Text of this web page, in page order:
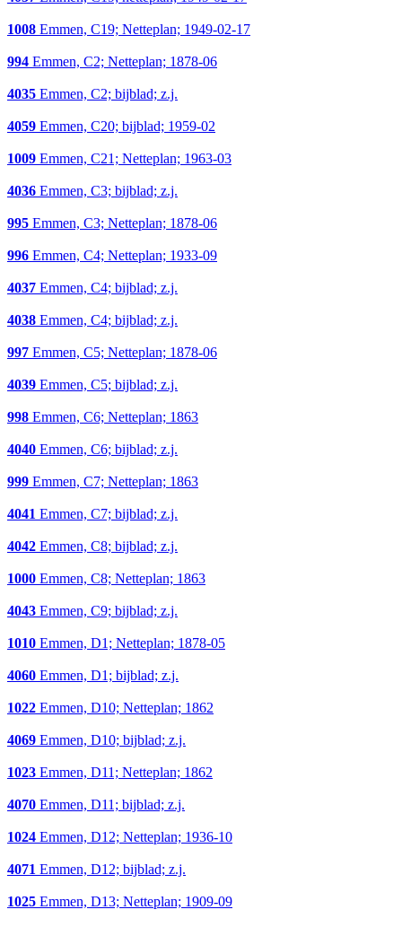
1008 Emmen, C19; Netteplan; 1949-02-17
994 Emmen, C2; Netteplan; 1878-06
4035 Emmen, C2; bijblad; z.j.
4059 Emmen, C20; bijblad; 1959-02
1009 Emmen, C21; Netteplan; 1963-03
4036 Emmen, C3; bijblad; z.j.
995 Emmen, C3; Netteplan; 1878-06
996 Emmen, C4; Netteplan; 1933-09
4037 Emmen, C4; bijblad; z.j.
4038 Emmen, C4; bijblad; z.j.
997 Emmen, C5; Netteplan; 1878-06
4039 Emmen, C5; bijblad; z.j.
998 Emmen, C6; Netteplan; 1863
4040 Emmen, C6; bijblad; z.j.
999 Emmen, C7; Netteplan; 1863
4041 Emmen, C7; bijblad; z.j.
4042 Emmen, C8; bijblad; z.j.
1000 Emmen, C8; Netteplan; 1863
4043 Emmen, C9; bijblad; z.j.
1010 Emmen, D1; Netteplan; 1878-05
4060 Emmen, D1; bijblad; z.j.
1022 Emmen, D10; Netteplan; 1862
4069 Emmen, D10; bijblad; z.j.
1023 Emmen, D11; Netteplan; 1862
4070 Emmen, D11; bijblad; z.j.
1024 Emmen, D12; Netteplan; 1936-10
4071 Emmen, D12; bijblad; z.j.
1025 Emmen, D13; Netteplan; 1909-09